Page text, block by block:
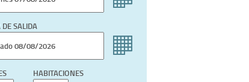
DE SALIDA
HABITACIONES